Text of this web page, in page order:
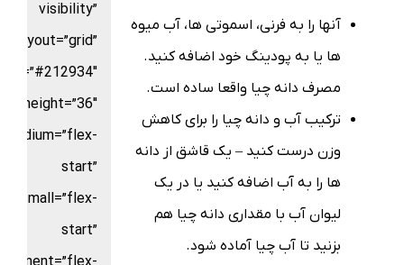
آنها را به فرنی، اسموتی ها، آب میوه
ها یا به پودینگ خود اضافه کنید.
مصرف دانه چیا واقعا ساده است.
ترکیب آب و دانه چیا را برای کاهش
وزن درست کنید – یک قاشق از دانه
ها را به آب اضافه کنید یا در یک
لیوان آب با مقداری دانه چیا هم
بزنید تا آب چیا آماده شود.
visibility”
layout=”grid”
start”
start”